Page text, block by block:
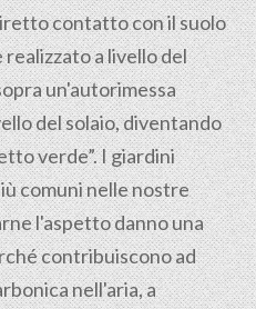
contatto con il suolo
a livello del
un'autorimessa
del solaio, diventando
verde”. I giardini
comuni nelle nostre
l'aspetto danno una
contribuiscono ad
nell'aria, a